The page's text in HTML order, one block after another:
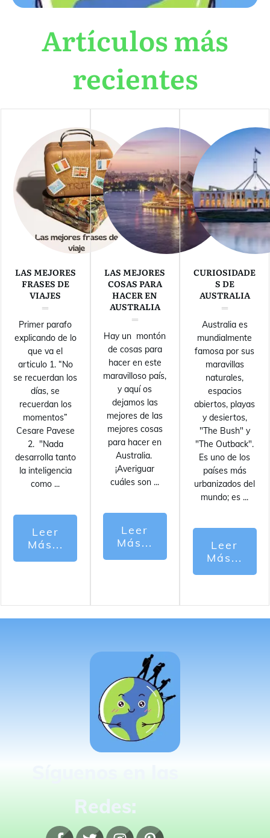
Artículos más
recientes
LAS MEJORES
FRASES DE
VIAJES
Primer parafo
explicando de lo
que va el
articulo 1. “No
se recuerdan los
días, se
recuerdan los
momentos”
Cesare Pavese
2. "Nada
desarrolla tanto
la inteligencia
como ...
Leer
Más...
LAS MEJORES
COSAS PARA
HACER EN
AUSTRALIA
Hay un montón
de cosas para
hacer en este
maravilloso país,
y aquí os
dejamos las
mejores de las
mejores cosas
para hacer en
Australia.
¡Averiguar
cuáles son ...
Leer
Más...
CURIOSIDADE
S DE
AUSTRALIA
Australia es
mundialmente
famosa por sus
maravillas
naturales,
espacios
abiertos, playas
y desiertos,
"The Bush" y
"The Outback".
Es uno de los
países más
urbanizados del
mundo; es ...
Leer
Más...
Redes: